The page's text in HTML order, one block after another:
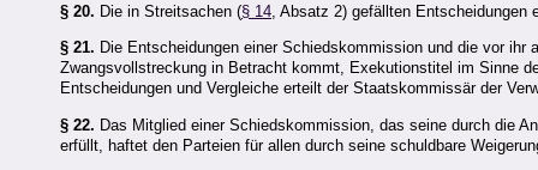
§ 20. Die in Streitsachen (§ 14 , Absatz 2) gefällten
§ 21. Die Entscheidungen einer Schiedskommission und die vor
Zwangsvollstreckung in Betracht kommt, Exekutionstitel im Sinne
Entscheidungen und Vergleiche erteilt der Staatskommissär der
§ 22. Das Mitglied einer Schiedskommission, das seine durch die
erfüllt, haftet den Parteien für allen durch seine schuldbare